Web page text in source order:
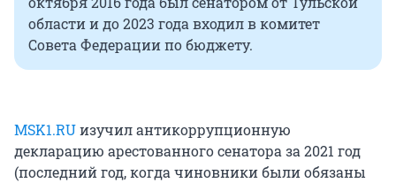
области и до 2023 года входил в комитет
Совета Федерации по бюджету.
MSK1.RUизучил антикоррупционную
декларацию арестованного сенатора за 2021 год
(последний год, когда чиновники были обязаны